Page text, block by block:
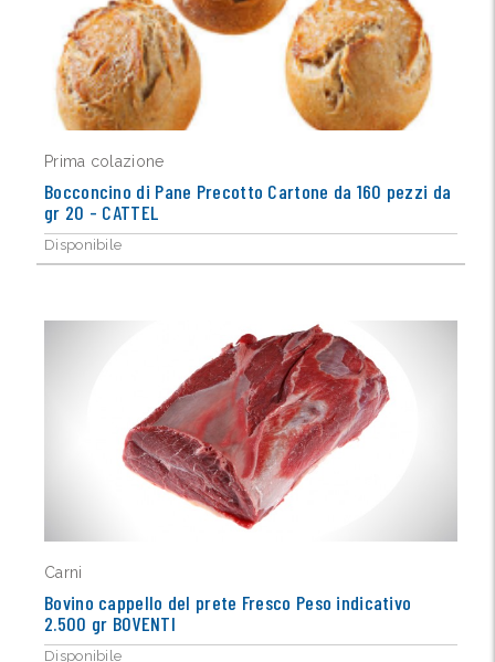
Prima colazione
Bocconcino di Pane Precotto Cartone da 160 pezzi da
gr 20 - CATTEL
Disponibile
Carni
Bovino cappello del prete Fresco Peso indicativo
2.500 gr BOVENTI
Disponibile